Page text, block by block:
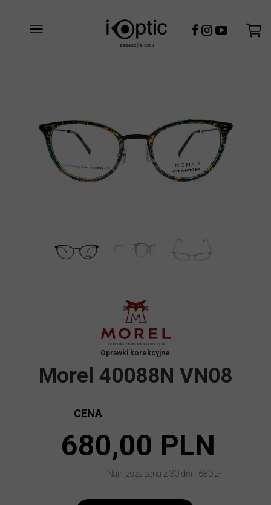
Oprawki korekcyjne
Najniższa cena z 30 dni - 680 zł
CENA
680,00 PLN
Morel 40088N VN08